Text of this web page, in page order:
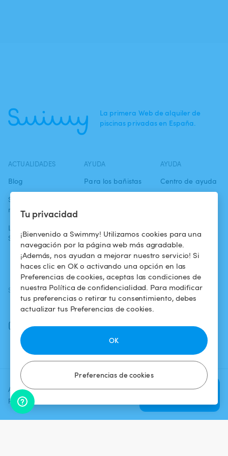
Tu privacidad
¡Bienvenido a Swimmy! Utilizamos cookies para una
navegación por la página web más agradable.
¡Además, nos ayudan a mejorar nuestro servicio! Si
haces clic en OK o activando una opción en las
Preferencias de cookies, aceptas las condiciones de
nuestra Política de confidencialidad. Para modificar
tus preferencias o retirar tu consentimiento, debes
actualizar tus Preferencias de cookies.
Preferencias de cookies
OK
Agrega una fecha y un horario
para ver el precio
Verificar
La primera Web de alquiler de
piscinas privadas en España.
ACTUALIDADES
Blog
Swimmy en los
medios
La aventura
Swimmy
AYUDA
Para los bañistas
piscina
¿Cómo funciona?
AYUDA
Centro de ayuda
confidencialidad
Aviso legal
SÍGUENOS
Facebook
Instagram
DESCARGAR LA APP